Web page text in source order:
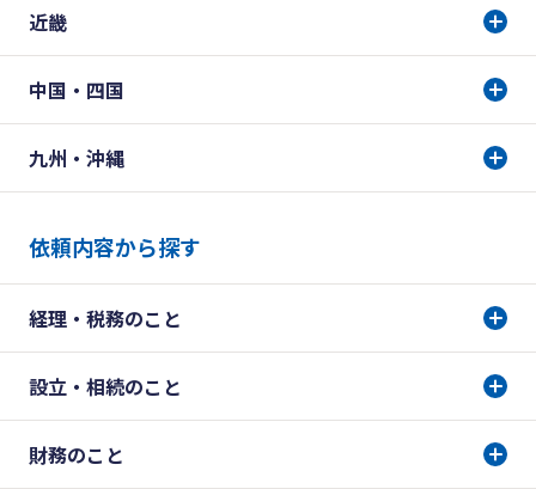
近畿
中国・四国
九州・沖縄
依頼内容から探す
経理・税務のこと
設立・相続のこと
財務のこと